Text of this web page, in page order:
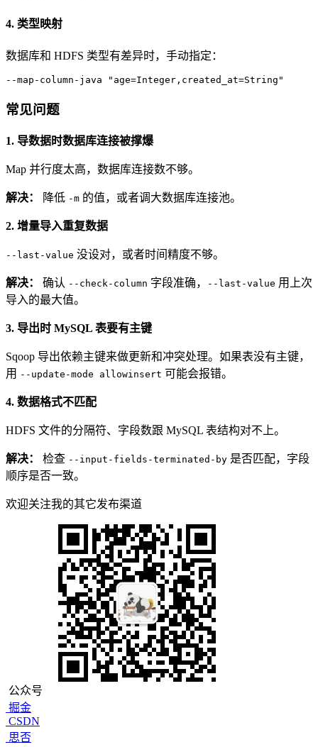
4. 类型映射
数据库和 HDFS 类型有差异时，手动指定：
--map-column-java "age=Integer,created_at=String"
常见问题
1. 导数据时数据库连接被撑爆
Map 并行度太高，数据库连接数不够。
解决： 降低 -m 的值，或者调大数据库连接池。
2. 增量导入重复数据
--last-value 没设对，或者时间精度不够。
解决： 确认 --check-column 字段准确， --last-value 用上次
导入的最大值。
3. 导出时 MySQL 表要有主键
Sqoop 导出依赖主键来做更新和冲突处理。如果表没有主键，
用 --update-mode allowinsert 可能会报错。
4. 数据格式不匹配
HDFS 文件的分隔符、字段数跟 MySQL 表结构对不上。
解决： 检查 --input-fields-terminated-by 是否匹配，字段
顺序是否一致。
欢迎关注我的其它发布渠道
公众号
掘金
CSDN
思否